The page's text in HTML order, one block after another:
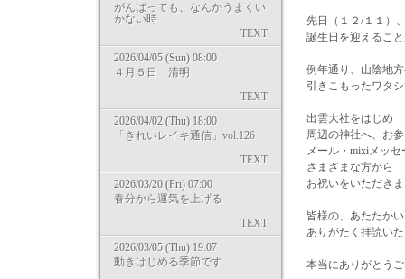
がんばっても、なんかうまくい
かない時
TEXT
2026/04/05 (Sun) 08:00
４月５日 清明
TEXT
2026/04/02 (Thu) 18:00
「きれいレイキ通信」vol.126
TEXT
2026/03/20 (Fri) 07:00
春分から運気を上げる
TEXT
2026/03/05 (Thu) 19:07
動きはじめる季節です
先日（１２/１１）
誕生日を迎えるこ
例年通り、山陰地
引きこもったワタ
出雲大社をはじめ
周辺の神社へ、お
メール・mixiメッ
さまざまな方から
お祝いをいただき
皆様の、あたたか
ありがたく拝読い
本当にありがとう